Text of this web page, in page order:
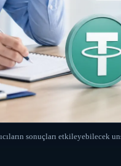
sonuçları etkileyebilecek